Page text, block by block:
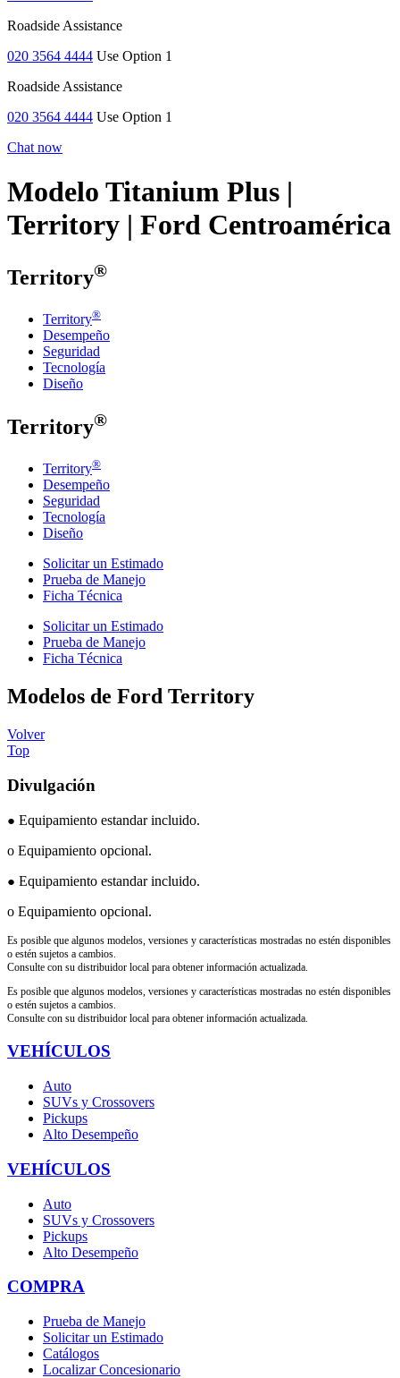
Roadside Assistance
020 3564 4444 Use Option 1
Roadside Assistance
020 3564 4444 Use Option 1
Chat now
Modelo Titanium Plus |
Territory | Ford Centroamérica
Territory®
Territory®
Desempeño
Seguridad
Tecnología
Diseño
Territory®
Territory®
Desempeño
Seguridad
Tecnología
Diseño
Solicitar un Estimado
Prueba de Manejo
Ficha Técnica
Solicitar un Estimado
Prueba de Manejo
Ficha Técnica
Modelos de Ford Territory
Volver
Top
Divulgación
● Equipamiento estandar incluido.
o Equipamiento opcional.
● Equipamiento estandar incluido.
o Equipamiento opcional.
Es posible que algunos modelos, versiones y características mostradas no estén disponibles
o estén sujetos a cambios.
Consulte con su distribuidor local para obtener información actualizada.
Es posible que algunos modelos, versiones y características mostradas no estén disponibles
o estén sujetos a cambios.
Consulte con su distribuidor local para obtener información actualizada.
VEHÍCULOS
Auto
SUVs y Crossovers
Pickups
Alto Desempeño
VEHÍCULOS
Auto
SUVs y Crossovers
Pickups
Alto Desempeño
COMPRA
Prueba de Manejo
Solicitar un Estimado
Catálogos
Localizar Concesionario